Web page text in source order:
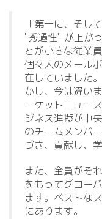
「第一に、そし
"秀過性" が上が
とが小さな従業
個々人のメール
在していました
かし、今は違い
ーケットニュー
ジネス進捗が中
のチームメンバ
づき、貢献し、
また、全員がそ
をもってグロー
ます。ベストな
にあります。